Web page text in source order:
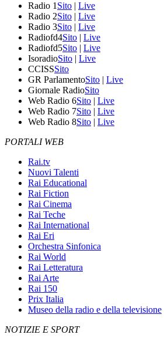
Radio 1 Sito | Live
Radio 2Sito | Live
Radio 3Sito | Live
Radiofd4Sito | Live
Radiofd5Sito | Live
IsoradioSito | Live
CCISSSito
GR ParlamentoSito | Live
Giornale RadioSito
Web Radio 6Sito | Live
Web Radio 7Sito | Live
Web Radio 8Sito | Live
PORTALI WEB
Rai.tv
Nuovi Talenti
Rai Educational
Rai Fiction
Rai Cinema
Rai Teche
Rai International
Rai Eri
Orchestra Sinfonica
Rai World
Rai Letteratura
Rai Arte
Rai 150
Prix Italia
Museo della radio e della televisione
NOTIZIE E SPORT